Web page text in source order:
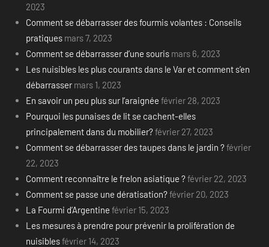
2023
Comment se débarrasser des fourmis volantes : Conseils
pratiques mars 7, 2023
Comment se débarrasser d’une souris mars 6, 2023
Les nuisibles les plus courants dans le Var et comment s’en
débarrasser mars 1, 2023
En savoir un peu plus sur l’araignée février 28, 2023
Pourquoi les punaises de lit se cachent-elles
principalement dans du mobilier?février 27, 2023
Comment se débarrasser des taupes dans le jardin ?février
22, 2023
Comment reconnaître le frelon asiatique ?février 22, 2023
Comment se passe une dératisation?février 20, 2023
La Fourmi d’Argentine février 15, 2023
Les mesures à prendre pour prévenir la prolifération de
nuisiblesfévrier 14, 2023